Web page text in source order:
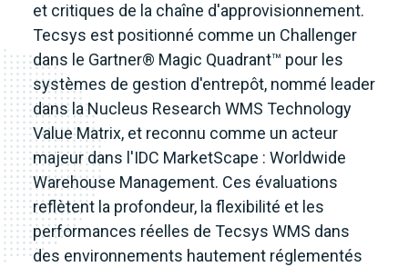
et critiques de la chaîne d'approvisionnement.
Tecsys est positionné comme un Challenger
dans le Gartner® Magic Quadrant™ pour les
systèmes de gestion d'entrepôt, nommé leader
dans la Nucleus Research WMS Technology
Value Matrix, et reconnu comme un acteur
majeur dans l'IDC MarketScape : Worldwide
Warehouse Management. Ces évaluations
reflètent la profondeur, la flexibilité et les
performances réelles de Tecsys WMS dans
des environnements hautement réglementés